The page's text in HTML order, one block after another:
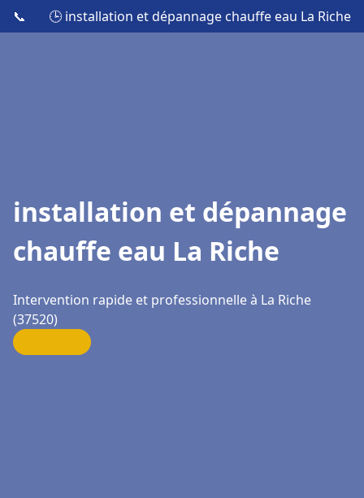
📞 🕒 installation et dépannage chauffe eau La Riche
installation et dépannage
chauffe eau La Riche
Intervention rapide et professionnelle à La Riche
(37520)